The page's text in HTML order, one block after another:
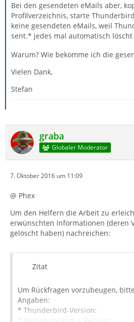
Bei den gesendeten eMails aber,
Profilverzeichnis, starte
keine gesendeten eMails, weil
sent.* jedes mal automatisch löscht
Warum? Wie bekomme ich die
Vielen Dank,
Stefan
graba
Globaler Moderator
7. Oktober 2016 um 11:09
@ Phex
Um den Helfern die Arbeit zu
erwünschten Informationen (deren
gelöscht haben) nachreichen:
Zitat
Um Rückfragen vorzubeugen,
Angaben:
* Thunderbird-Version: